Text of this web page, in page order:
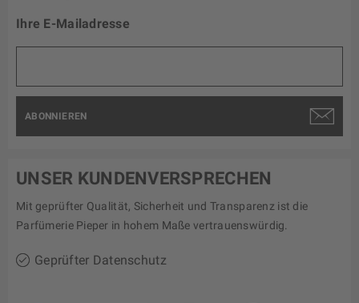
Ihre E-Mailadresse
ABONNIEREN
UNSER KUNDENVERSPRECHEN
Mit geprüfter Qualität, Sicherheit und Transparenz ist die
Parfümerie Pieper in hohem Maße vertrauenswürdig.
Geprüfter Datenschutz